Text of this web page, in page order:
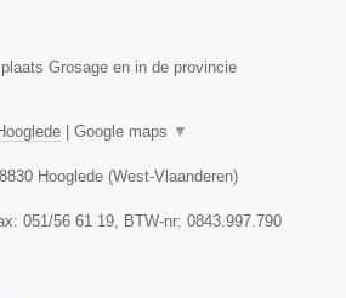
Grosage en in de provincie
| Google maps ▼
8830 Hooglede (West-Vlaanderen)
051/56 61 19 , BTW-nr: 0843.997.790